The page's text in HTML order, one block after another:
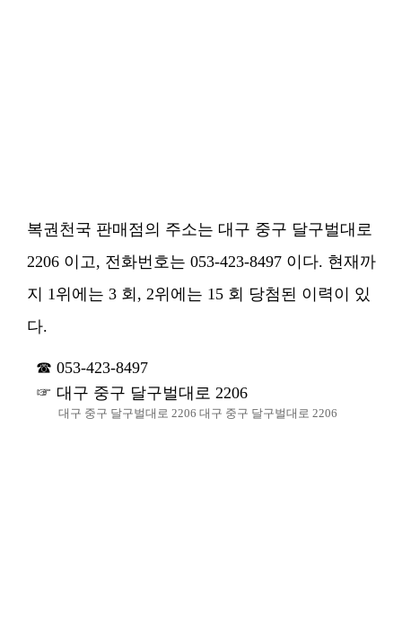
복권천국 판매점의 주소는 대구 중구 달구벌대로
2206 이고, 전화번호는 053-423-8497 이다. 현재까
지 1위에는 3 회, 2위에는 15 회 당첨된 이력이 있
다.
053-423-8497
대구 중구 달구벌대로 2206
대구 중구 달구벌대로 2206 대구 중구 달구벌대로 2206